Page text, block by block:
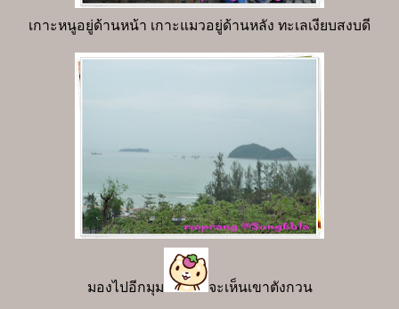
เกาะหนูอยู่ด้านหน้า เกาะแมวอยู่ด้านหลัง ทะเลเงียบสงบดี
มองไปอีกมุม จะเห็นเขาตังกวน